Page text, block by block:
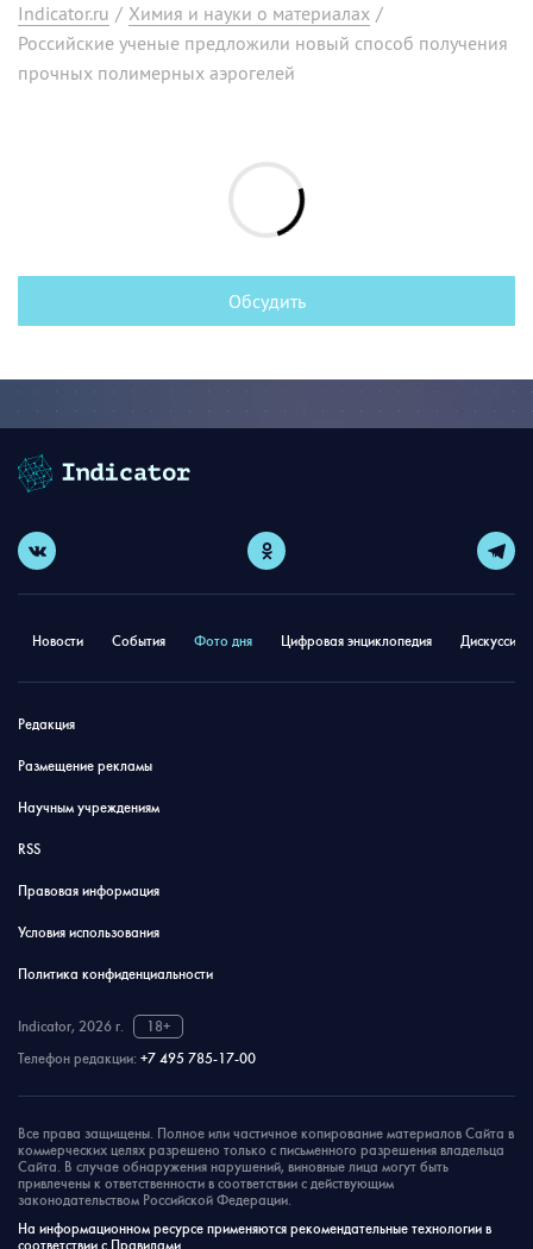
Indicator.ru / Химия и науки о материалах /
Российские ученые предложили новый способ получения
прочных полимерных аэрогелей
Обсудить
Новости События Фото дня Цифровая энциклопедия
Редакция
Размещение рекламы
Научным учреждениям
RSS
Правовая информация
Условия использования
Политика конфиденциальности
Indicator, 2026 г.
18+
Телефон редакции: +7 495 785-17-00
Все права защищены. Полное или частичное копирование материалов Сайта в
коммерческих целях разрешено только с письменного разрешения владельца
Сайта. В случае обнаружения нарушений, виновные лица могут быть
привлечены к ответственности в соответствии с действующим
законодательством Российской Федерации.
На информационном ресурсе применяются рекомендательные технологии в
соответствии с Правилами